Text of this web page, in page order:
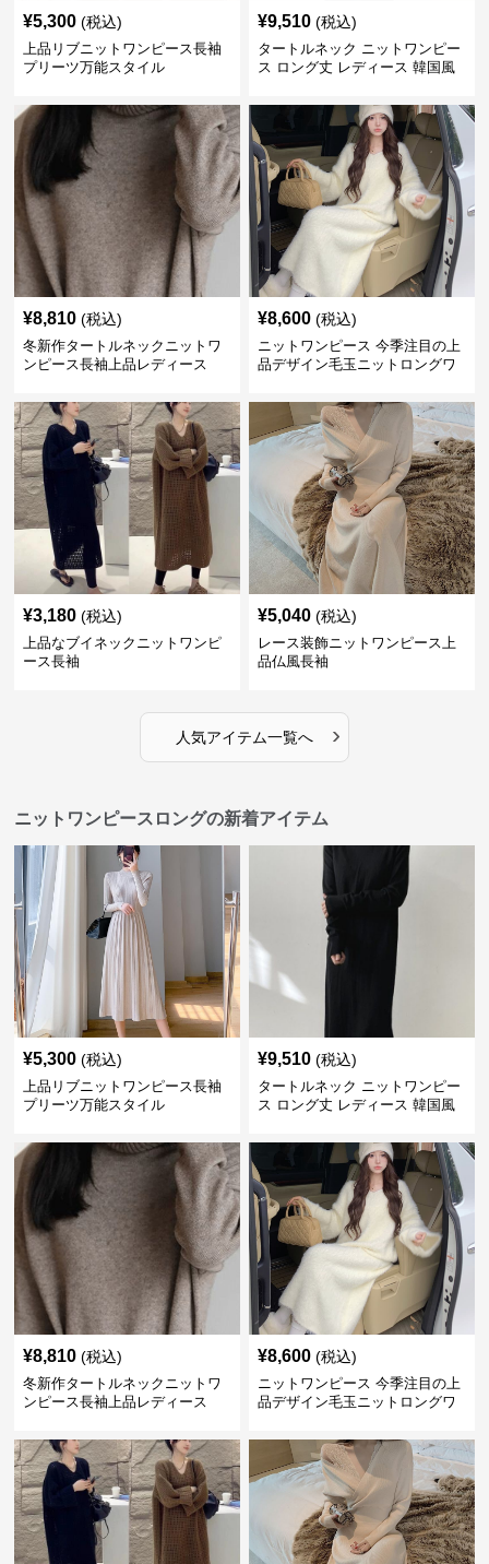
¥5,300 (税込)
上品リブニットワンピース長袖
プリーツ万能スタイル
¥9,510 (税込)
タートルネック ニットワンピー
ス ロング丈 レディース 韓国風
¥8,810 (税込)
冬新作タートルネックニットワ
ンピース長袖上品レディース
¥8,600 (税込)
ニットワンピース 今季注目の上
品デザイン毛玉ニットロングワ
¥3,180 (税込)
上品なブイネックニットワンピ
ース長袖
¥5,040 (税込)
レース装飾ニットワンピース上
品仏風長袖
人気アイテム一覧へ ›
ニットワンピースロングの新着アイテム
¥5,300 (税込)
上品リブニットワンピース長袖
プリーツ万能スタイル
¥9,510 (税込)
タートルネック ニットワンピー
ス ロング丈 レディース 韓国風
¥8,810 (税込)
冬新作タートルネックニットワ
ンピース長袖上品レディース
¥8,600 (税込)
ニットワンピース 今季注目の上
品デザイン毛玉ニットロングワ